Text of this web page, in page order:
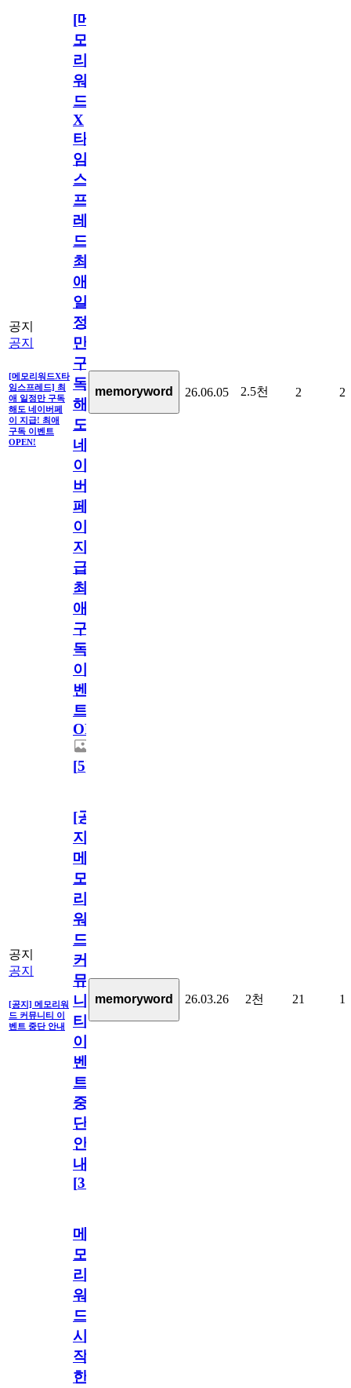
공지
공지
[메모리워드X타
임스프레드] 최
애 일정만 구독
해도 네이버페
이 지급! 최애
구독 이벤트
OPEN!
[메
모
리
워
드
X
타
임
스
프
레
드]
최
애
일
정
만
구
독
해
도
네
이
버
페
이
지
급!
최
애
구
독
이
벤
트
OPEN!
[5]
memoryword 26.06.05 2.5천 2 2
공지
공지
[공지] 메모리워
드 커뮤니티 이
벤트 중단 안내
[공
지]
메
모
리
워
드
커
뮤
니
티
이
벤
트
중
단
안
내
[31
memoryword 26.03.26 2천 21 1
메
모
리
워
드
시
작
한